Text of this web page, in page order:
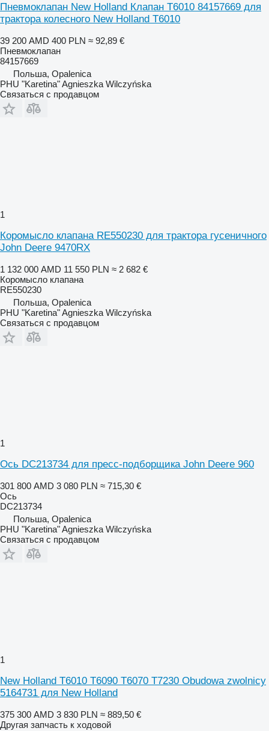
Пневмоклапан New Holland Клапан T6010 84157669 для
трактора колесного New Holland T6010
39 200 AMD 400 PLN ≈ 92,89 €
Пневмоклапан
84157669
Польша, Opalenica
PHU "Karetina" Agnieszka Wilczyńska
Связаться с продавцом
1
Коромысло клапана RE550230 для трактора гусеничного
John Deere 9470RX
1 132 000 AMD 11 550 PLN ≈ 2 682 €
Коромысло клапана
RE550230
Польша, Opalenica
PHU "Karetina" Agnieszka Wilczyńska
Связаться с продавцом
1
Ось DC213734 для пресс-подборщика John Deere 960
301 800 AMD 3 080 PLN ≈ 715,30 €
Ось
DC213734
Польша, Opalenica
PHU "Karetina" Agnieszka Wilczyńska
Связаться с продавцом
1
New Holland T6010 T6090 T6070 T7230 Obudowa zwolnicy
5164731 для New Holland
375 300 AMD 3 830 PLN ≈ 889,50 €
Другая запчасть к ходовой